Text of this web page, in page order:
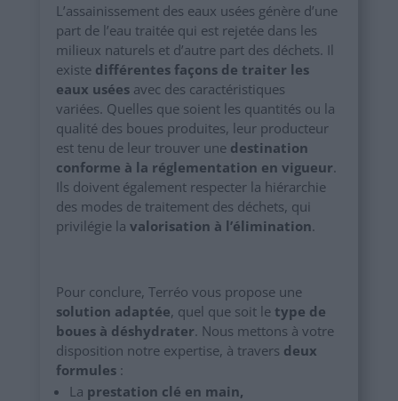
L’assainissement des eaux usées génère d’une
part de l’eau traitée qui est rejetée dans les
milieux naturels et d’autre part des déchets. Il
existedifférentes façons de traiter les
eaux usées avec des caractéristiques
variées. Quelles que soient les quantités ou la
qualité des boues produites, leur producteur
est tenu de leur trouver une destination
conforme à la réglementation en vigueur.
Ils doivent également respecter la hiérarchie
des modes de traitement des déchets, qui
privilégie la valorisation à l’élimination.
Pour conclure, Terréo vous propose une
solution adaptée, quel que soit le type de
boues à déshydrater. Nous mettons à votre
disposition notre expertise, à travers deux
formules:
La prestation clé en main,